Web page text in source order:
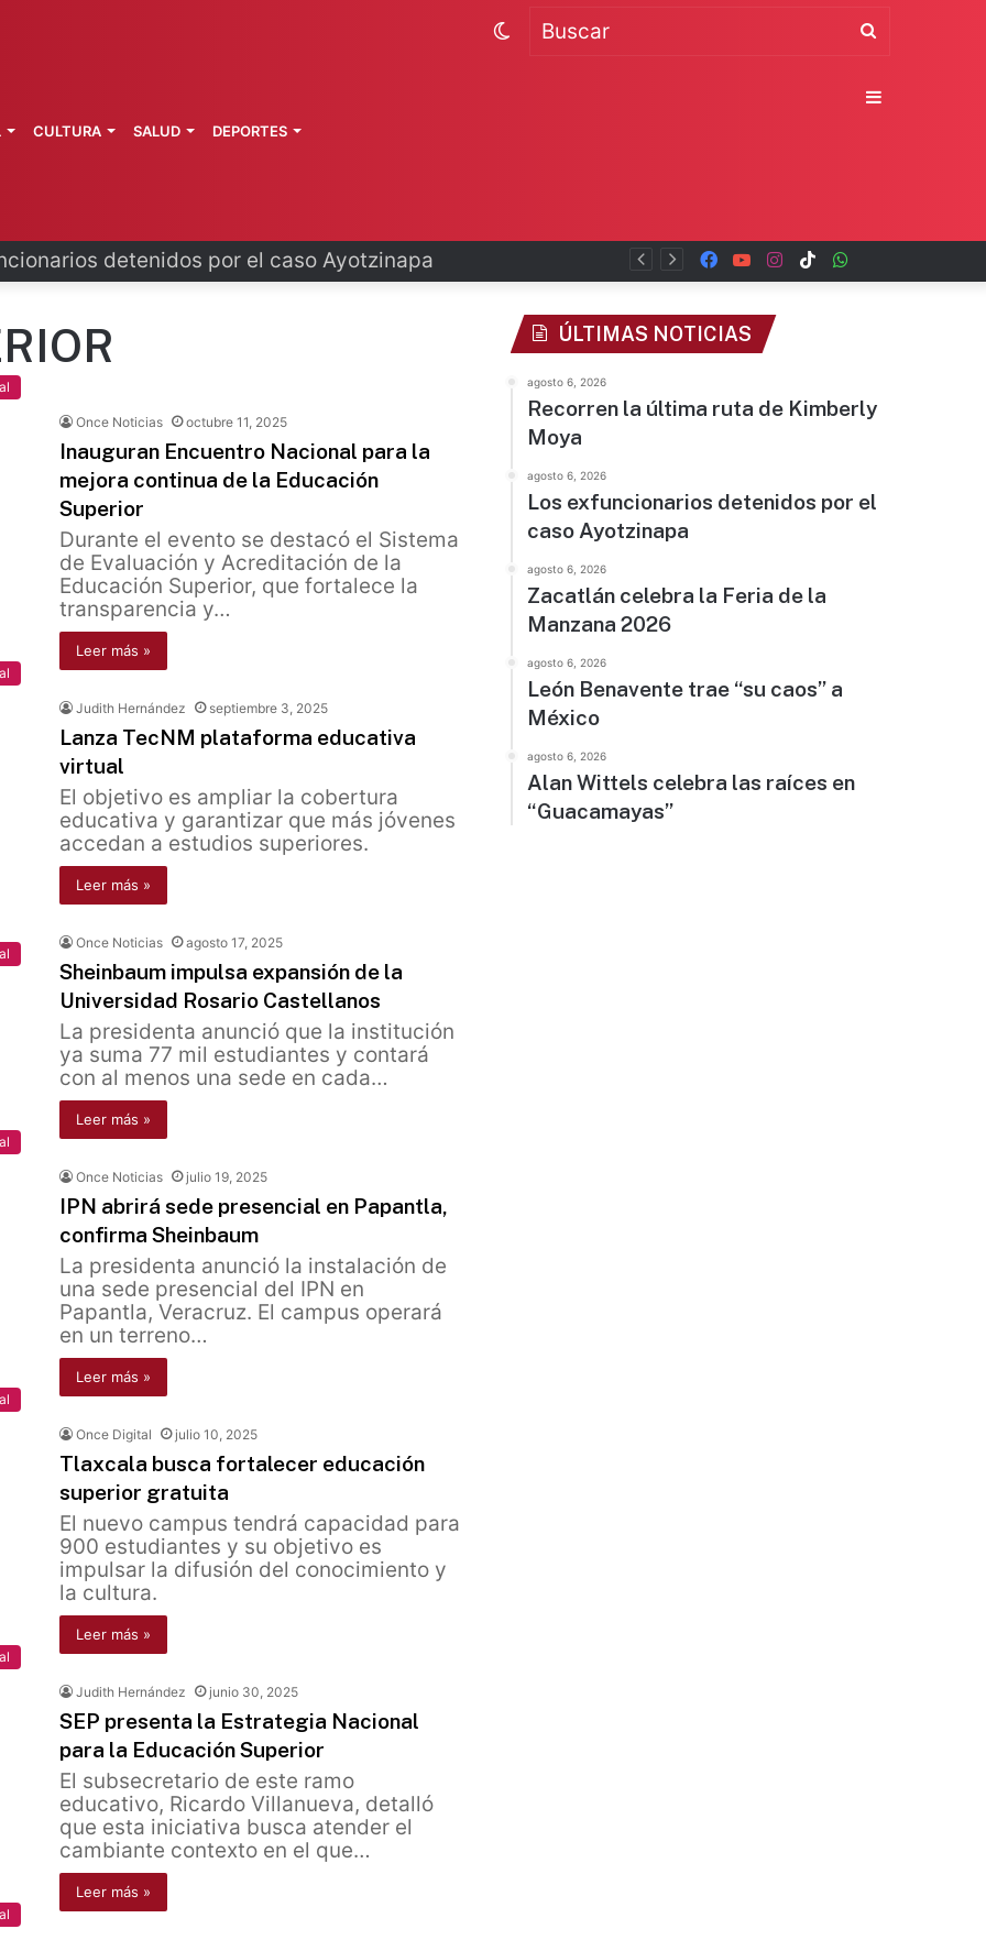
detenidos por el caso Ayotzinapa TikTok
Instagram
YouTube
Facebook
CULTURA SALUD DEPORTES
Switch
Once Noticias octubre 11, 2025
Inauguran Encuentro Nacional para la
mejora continua de la Educación
Superior
Durante el evento se destacó el Sistema
de Evaluación y Acreditación de la
Educación Superior, que fortalece la
transparencia y…
Leer más »
Judith Hernández septiembre 3, 2025
Lanza TecNM plataforma educativa
virtual
El objetivo es ampliar la cobertura
educativa y garantizar que más jóvenes
accedan a estudios superiores.
Leer más »
Once Noticias agosto 17, 2025
Sheinbaum impulsa expansión de la
Universidad Rosario Castellanos
La presidenta anunció que la institución
ya suma 77 mil estudiantes y contará
con al menos una sede en cada…
Leer más »
Once Noticias julio 19, 2025
IPN abrirá sede presencial en Papantla,
confirma Sheinbaum
La presidenta anunció la instalación de
una sede presencial del IPN en
Papantla, Veracruz. El campus operará
en un terreno…
Leer más »
Once Digital julio 10, 2025
Tlaxcala busca fortalecer educación
superior gratuita
El nuevo campus tendrá capacidad para
900 estudiantes y su objetivo es
impulsar la difusión del conocimiento y
la cultura.
Leer más »
Judith Hernández junio 30, 2025
SEP presenta la Estrategia Nacional
para la Educación Superior
El subsecretario de este ramo
educativo, Ricardo Villanueva, detalló
que esta iniciativa busca atender el
cambiante contexto en el que…
Leer más »
ÚLTIMAS NOTICIAS
agosto 6, 2026
Recorren la última ruta de Kimberly
Moya
agosto 6, 2026
Los exfuncionarios detenidos por el
caso Ayotzinapa
agosto 6, 2026
Zacatlán celebra la Feria de la
Manzana 2026
agosto 6, 2026
León Benavente trae “su caos” a
México
agosto 6, 2026
Alan Wittels celebra las raíces en
“Guacamayas”